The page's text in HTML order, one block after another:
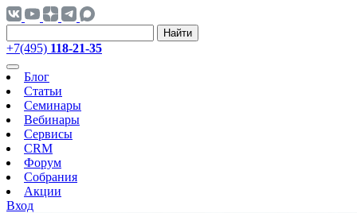
Найти
+7(495) 118-21-35
Блог
Статьи
Семинары
Вебинары
Сервисы
CRM
Форум
Собрания
Акции
Вход